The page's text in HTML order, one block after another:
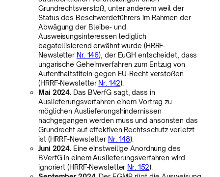
Grundrechtsverstoß, unter anderem weil der
Status des Beschwerdeführers im Rahmen der
Abwägung der Bleibe- und
Ausweisungsinteressen lediglich
bagatellisierend erwähnt wurde (HRRF-
Newsletter Nr. 146), der EuGH entscheidet, dass
ungarische Geheimverfahren zum Entzug von
Aufenthaltstiteln gegen EU-Recht verstoßen
(HRRF-Newsletter Nr. 142).
Mai 2024. Das BVerfG sagt, dass in
Auslieferungsverfahren einem Vortrag zu
möglichen Auslieferungshindernissen
nachgegangen werden muss und ansonsten das
Grundrecht auf effektiven Rechtsschutz verletzt
ist (HRRF-Newsletter Nr. 148).
Juni 2024. Eine einstweilige Anordnung des
BVerfG in einem Auslieferungsverfahren wird
ignoriert (HRRF-Newsletter Nr. 152).